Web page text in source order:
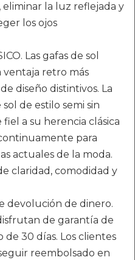
la luz reflejada y
los ojos
Las gafas de sol
ventaja retro más
diseño distintivos. La
de estilo semi sin
a su herencia clásica
para
actuales de la moda.
claridad, comodidad y
devolución de dinero.
de garantía de
30 días. Los clientes
reembolsado en